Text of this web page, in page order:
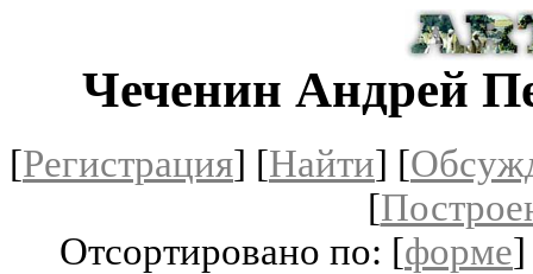
Чеченин Андрей
[Регистрация] [Найти] [
[
Отсортировано по: [форме